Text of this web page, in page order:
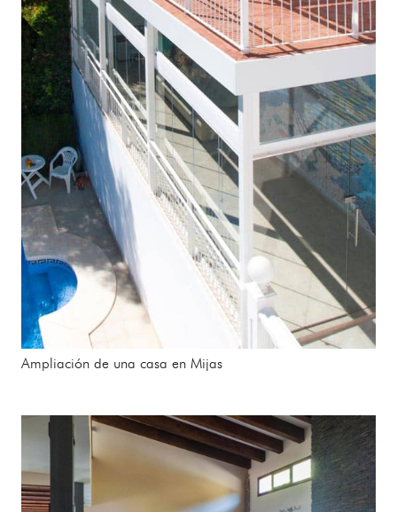
Ampliación de una casa en Mijas